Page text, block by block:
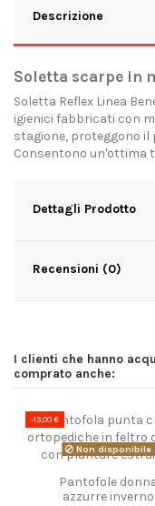
Descrizione
Soletta scarpe in
Soletta Reflex Linea
igienici fabbricati con
stagione, proteggono il
Consentono un'ottima
Dettagli Prodotto
Recensioni (0)
I clienti che hanno
comprato anche:
-13,00 €
Non disponibile
Pantofole
azzurre inverno